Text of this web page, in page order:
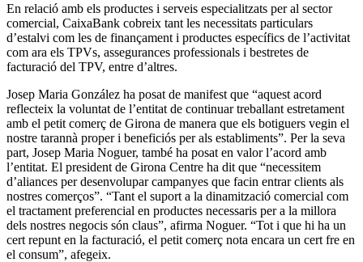
En relació amb els productes i serveis especialitzats per al sector
comercial, CaixaBank cobreix tant les necessitats particulars
d’estalvi com les de finançament i productes específics de l’activitat
com ara els TPVs, assegurances professionals i bestretes de
facturació del TPV, entre d’altres.
Josep Maria González ha posat de manifest que “aquest acord
reflecteix la voluntat de l’entitat de continuar treballant estretament
amb el petit comerç de Girona de manera que els botiguers vegin el
nostre tarannà proper i beneficiós per als establiments”. Per la seva
part, Josep Maria Noguer, també ha posat en valor l’acord amb
l’entitat. El president de Girona Centre ha dit que “necessitem
d’aliances per desenvolupar campanyes que facin entrar clients als
nostres comerços”. “Tant el suport a la dinamització comercial com
el tractament preferencial en productes necessaris per a la millora
dels nostres negocis són claus”, afirma Noguer. “Tot i que hi ha un
cert repunt en la facturació, el petit comerç nota encara un cert fre en
el consum”, afegeix.